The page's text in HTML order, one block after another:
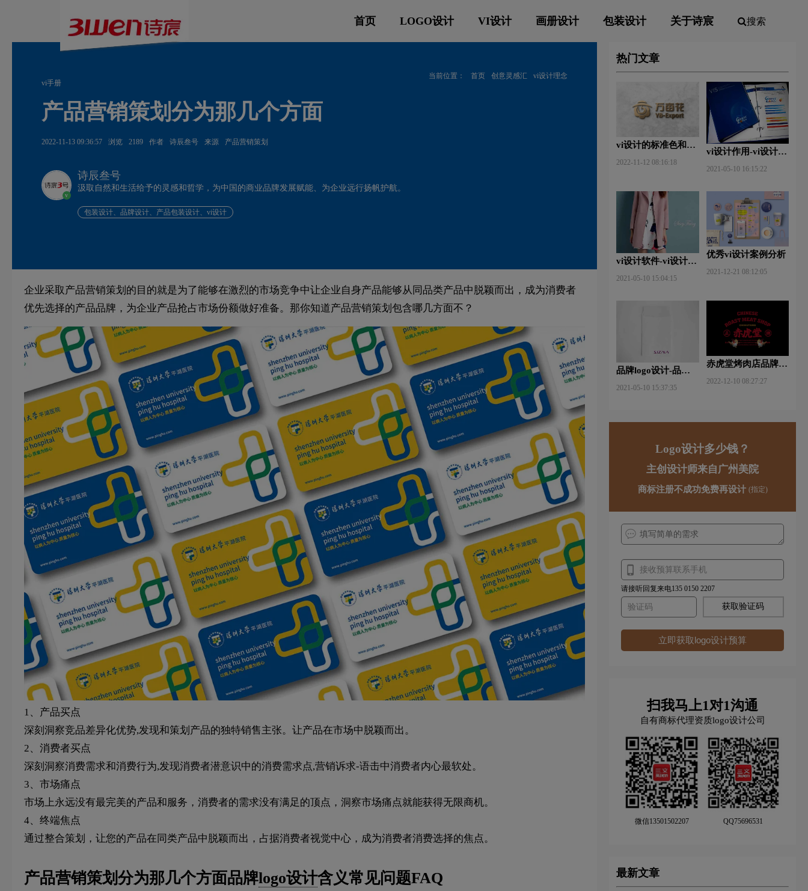
首页 LOGO设计 VI设计 画册设计 包装设计 关于诗宸 搜索
当前位置： 首页 创意灵感汇
vi设计理念
vi手册
产品营销策划分为那几个方面
2022-11-13 09:36:57 浏览 2189 作者 诗辰叁号 来源 产品营销策划
v
诗辰叁号
汲取自然和生活给予的灵感和哲学，为中国的商业品牌发展赋能、为企业远行扬帆护航。
包装设计、品牌设计、产品包装设计、vi设计
企业采取产品营销策划的目的就是为了能够在激烈的市场竞争中让企业自身产品能够从同品类产品中脱颖而出，成为消费者
优先选择的产品品牌，为企业产品抢占市场份额做好准备。那你知道产品营销策划包含哪几方面不？
1、产品买点
深刻洞察竞品差异化优势,发现和策划产品的独特销售主张。让产品在市场中脱颖而出。
2、消费者买点
深刻洞察消费需求和消费行为,发现消费者潜意识中的消费需求点,营销诉求-语击中消费者内心最软处。
3、市场痛点
市场上永远没有最完美的产品和服务，消费者的需求没有满足的顶点，洞察市场痛点就能获得无限商机。
4、终端焦点
通过整合策划，让您的产品在同类产品中脱颖而出，占据消费者视觉中心，成为消费者消费选择的焦点。
产品营销策划分为那几个方面品牌logo设计含义常见问题FAQ
热门文章
vi设计的标准色和辅
2022-11-12 08:16:18
vi设计作用-vi设计的
2021-05-10 16:15:22
vi设计软件-vi设计用
2021-05-10 15:04:15
优秀vi设计案例分析
2021-12-21 08:12:05
品牌logo设计-品牌vi
2021-05-10 15:37:35
赤虎堂烤肉店品牌VI
2022-12-10 08:27:27
Logo设计多少钱？
主创设计师来自广州美院
商标注册不成功免费再设计 (指定)
请接听回复来电135 0150 2207
获取验证码
立即获取logo设计预算
扫我马上1对1沟通
自有商标代理资质logo设计公司
微信13501502207 QQ75696531
最新文章